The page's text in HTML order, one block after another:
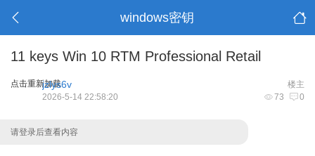
windows密钥
11 keys Win 10 RTM Professional Retail
点击重新加载 楼主
jzlys6v
73 0
2026-5-14 22:58:20
请登录后查看内容